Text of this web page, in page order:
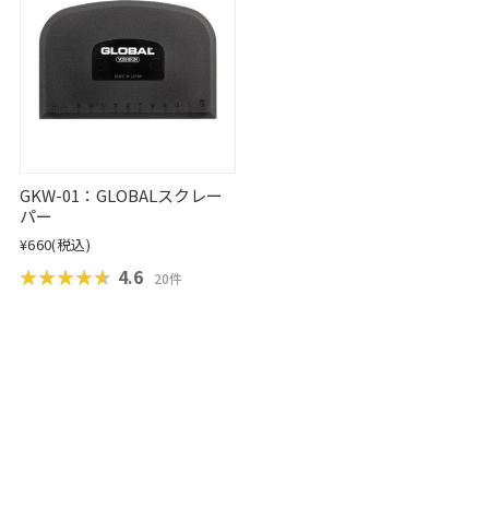
GKW-01：GLOBALスクレー
パー
¥660(税込)
★★★★★
★★★★★ 4.6 20件